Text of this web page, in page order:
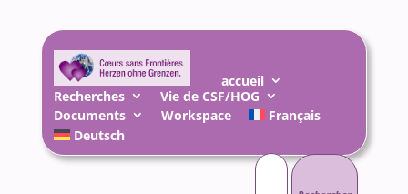
accueil
Recherches
Vie de CSF/HOG
Documents
Workspace
Français
Deutsch
Rechercher :